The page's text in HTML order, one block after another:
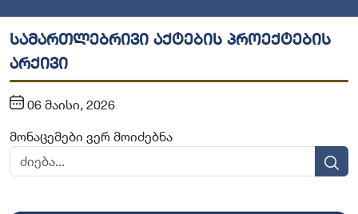
სამართლებრივი აქტების პროექტების
არქივი
06 მაისი, 2026
მონაცემები ვერ მოიძებნა